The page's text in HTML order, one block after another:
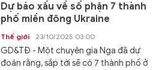
Dự báo xấu về số phận 7 thành
phố miền đông Ukraine
Thế giới 23/10/2025 03:00
GD&TĐ - Một chuyên gia Nga đã dự
đoán rằng, sắp tới sẽ có 7 thành phố ở